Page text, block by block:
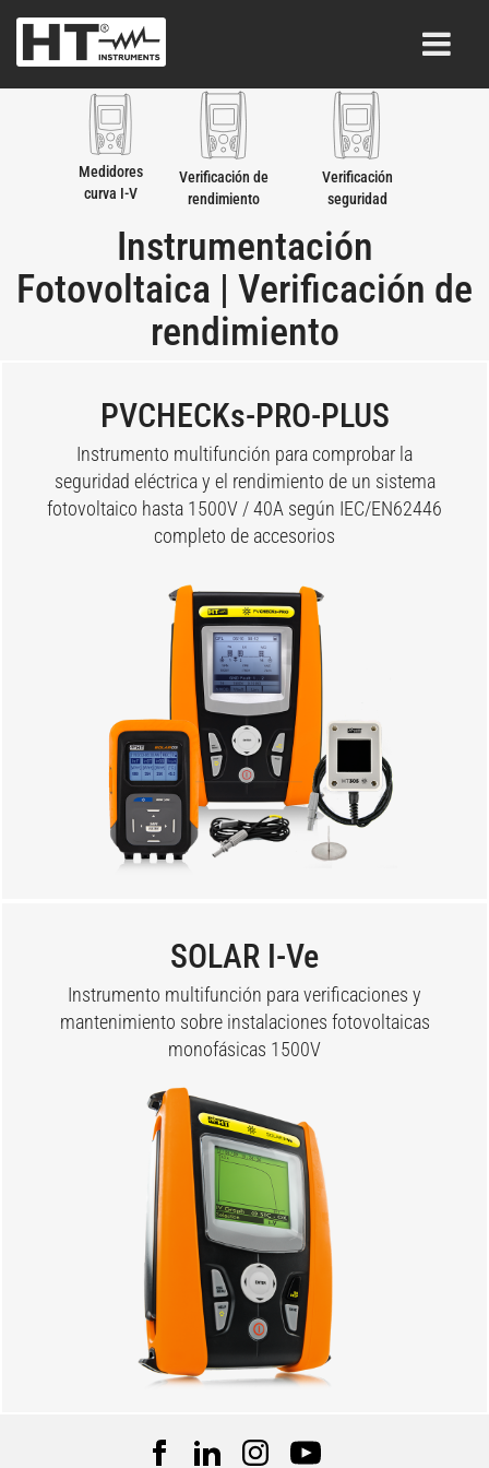
Medidores
curva I-V
Verificación de
rendimiento
Verificación
seguridad
Instrumentación
Fotovoltaica | Verificación de
rendimiento
PVCHECKs-PRO-PLUS
Instrumento multifunción para comprobar la
seguridad eléctrica y el rendimiento de un sistema
fotovoltaico hasta 1500V / 40A según IEC/EN62446
completo de accesorios
SOLAR I-Ve
Instrumento multifunción para verificaciones y
mantenimiento sobre instalaciones fotovoltaicas
monofásicas 1500V